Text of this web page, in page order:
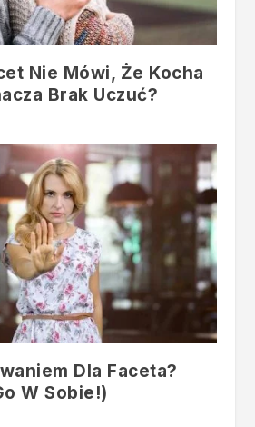
Nie Mówi, Że Kocha
Brak Uczuć?
Dla Faceta?
W Sobie!)